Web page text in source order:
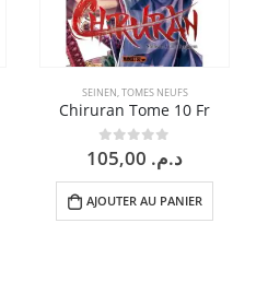
SEINEN,TOMES NEUFS
Chiruran Tome 10 Fr
0sur 5د.م.
AJOUTER AU PANIER